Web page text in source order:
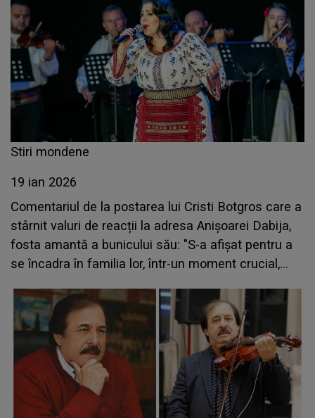
Stiri mondene
19 ian 2026
Comentariul de la postarea lui Cristi Botgros care a
stârnit valuri de reacții la adresa Anișoarei Dabija,
fosta amantă a bunicului său: "S-a afișat pentru a
se încadra în familia lor, într-un moment crucial,